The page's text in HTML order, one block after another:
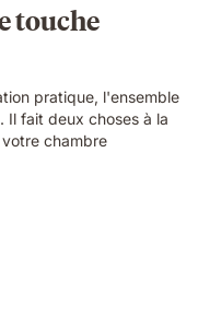
touche
pratique, l'ensemble
Il fait deux choses à la
chambre